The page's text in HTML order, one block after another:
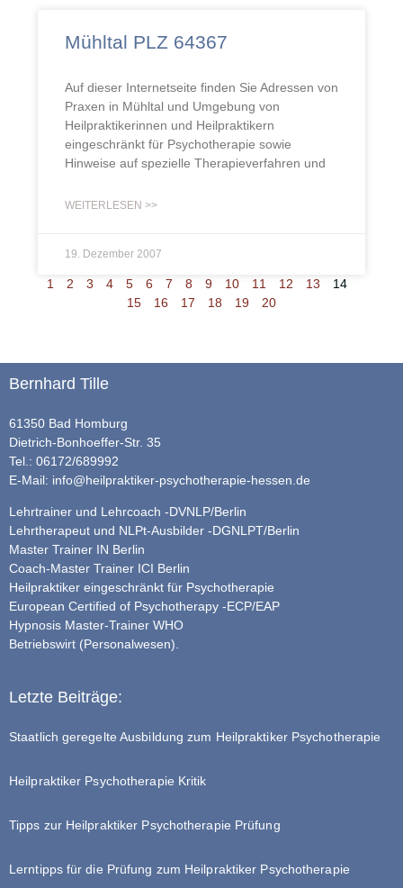
Mühltal PLZ 64367
Auf dieser Internetseite finden Sie Adressen von
Praxen in Mühltal und Umgebung von
Heilpraktikerinnen und Heilpraktikern
eingeschränkt für Psychotherapie sowie
Hinweise auf spezielle Therapieverfahren und
WEITERLESEN >>
19. Dezember 2007
1 2 3 4 5 6 7 8 9 10 11 12 13
14
15
16 17 18 19 20
Bernhard Tille
61350 Bad Homburg
Dietrich-Bonhoeffer-Str. 35
Tel.: 06172/689992
E-Mail: info@heilpraktiker-psychotherapie-hessen.de
Lehrtrainer und Lehrcoach -DVNLP/Berlin
Lehrtherapeut und NLPt-Ausbilder -DGNLPT/Berlin
Master Trainer IN Berlin
Coach-Master Trainer ICI Berlin
Heilpraktiker eingeschränkt für Psychotherapie
European Certified of Psychotherapy -ECP/EAP
Hypnosis Master-Trainer WHO
Betriebswirt (Personalwesen).
Letzte Beiträge:
Staatlich geregelte Ausbildung zum Heilpraktiker Psychotherapie
Heilpraktiker Psychotherapie Kritik
Tipps zur Heilpraktiker Psychotherapie Prüfung
Lerntipps für die Prüfung zum Heilpraktiker Psychotherapie